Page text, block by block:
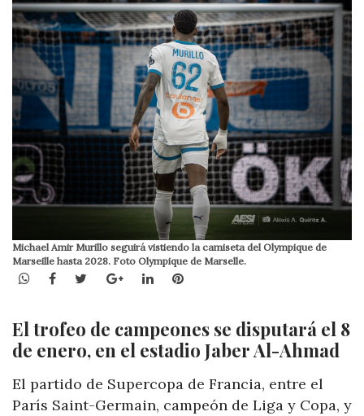
Michael Amir Murillo seguirá vistiendo la camiseta del Olympique de
Marseille hasta 2028. Foto Olympique de Marselle.
WhatsApp
Facebook
TwitterGoogle+LinkedInPinterest
El trofeo de campeones se disputará el 8
de enero, en el estadio Jaber Al-Ahmad
El partido de Supercopa de Francia, entre el
París Saint-Germain, campeón de Liga y Copa, y